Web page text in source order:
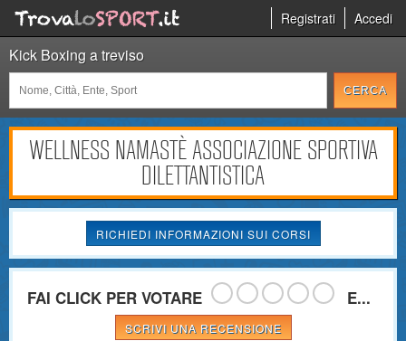
Registrati Accedi
Kick Boxing a treviso
WELLNESS NAMASTÈ ASSOCIAZIONE SPORTIVA
DILETTANTISTICA
RICHIEDI INFORMAZIONI SUI CORSI
FAI CLICK PER VOTARE E...
SCRIVI UNA RECENSIONE